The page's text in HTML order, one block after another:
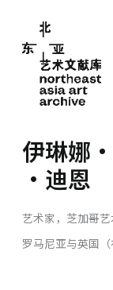
伊琳娜
·迪恩
艺术家，芝加哥
罗马尼亚与英国（